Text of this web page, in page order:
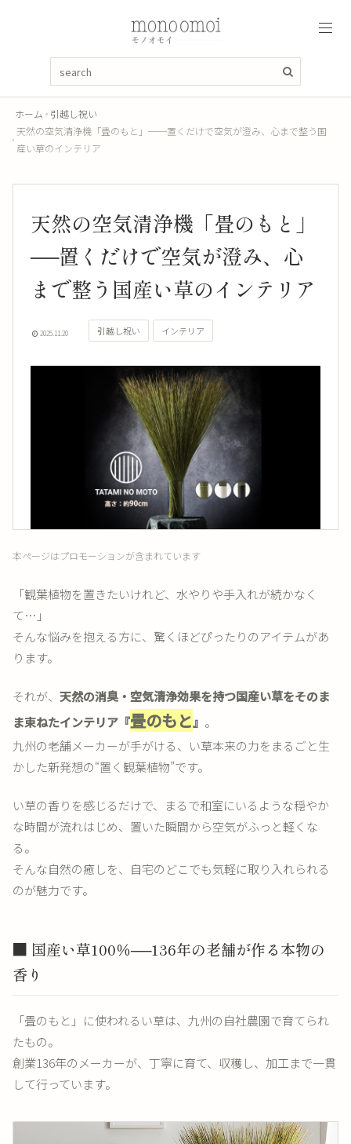
ホーム
引越し祝い
天然の空気清浄機「畳のもと」──置くだけで空気が澄み、心まで整う国
産い草のインテリア
天然の空気清浄機「畳のもと」
──置くだけで空気が澄み、心
まで整う国産い草のインテリア
2025.11.20 引越し祝い インテリア
本ページはプロモーションが含まれています
「観葉植物を置きたいけれど、水やりや手入れが続かなく
て…」
そんな悩みを抱える方に、驚くほどぴったりのアイテムがあ
ります。
それが、 天然の消臭・空気清浄効果を持つ国産い草をそのま
ま束ねたインテリア『畳のもと』 。
九州の老舗メーカーが手がける、い草本来の力をまるごと生
かした新発想の“置く観葉植物”です。
い草の香りを感じるだけで、まるで和室にいるような穏やか
な時間が流れはじめ、置いた瞬間から空気がふっと軽くな
る。
そんな自然の癒しを、自宅のどこでも気軽に取り入れられる
のが魅力です。
■ 国産い草100％──136年の老舗が作る本物の
香り
「畳のもと」に使われるい草は、九州の自社農園で育てられ
たもの。
創業136年のメーカーが、丁寧に育て、収穫し、加工まで一貫
して行っています。